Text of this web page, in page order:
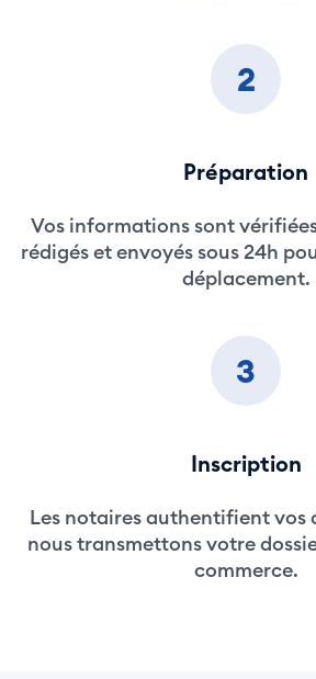
2
Préparation
Vos informations sont
rédigés et envoyés sous 24h
déplacement.
3
Inscription
Les notaires authentifient vos
nous transmettons votre
commerce.